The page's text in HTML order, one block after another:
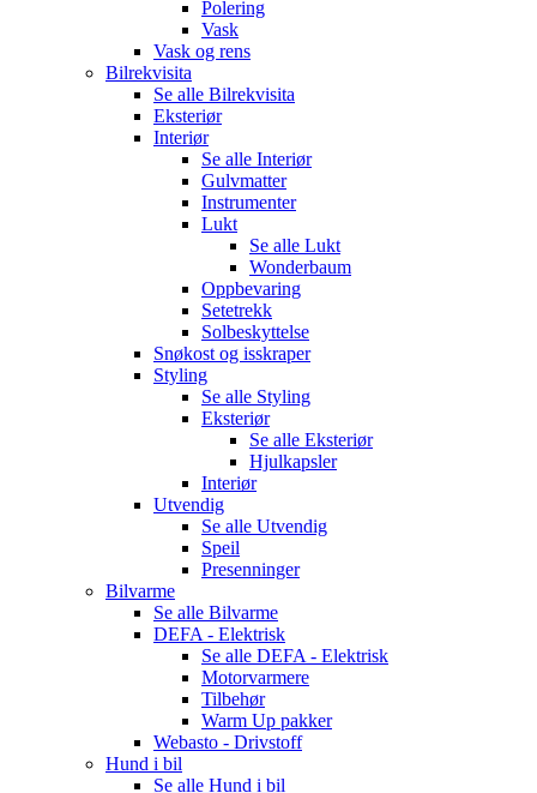
Polering
Vask
Vask og rens
Bilrekvisita
Se alle Bilrekvisita
Eksteriør
Interiør
Se alle Interiør
Gulvmatter
Instrumenter
Lukt
Se alle Lukt
Wonderbaum
Oppbevaring
Setetrekk
Solbeskyttelse
Snøkost og isskraper
Styling
Se alle Styling
Eksteriør
Se alle Eksteriør
Hjulkapsler
Interiør
Utvendig
Se alle Utvendig
Speil
Presenninger
Bilvarme
Se alle Bilvarme
DEFA - Elektrisk
Se alle DEFA - Elektrisk
Motorvarmere
Tilbehør
Warm Up pakker
Webasto - Drivstoff
Hund i bil
Se alle Hund i bil